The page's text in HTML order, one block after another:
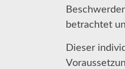
betrachtet
Dieser
Einverständnis-Cookie
cookie_consent